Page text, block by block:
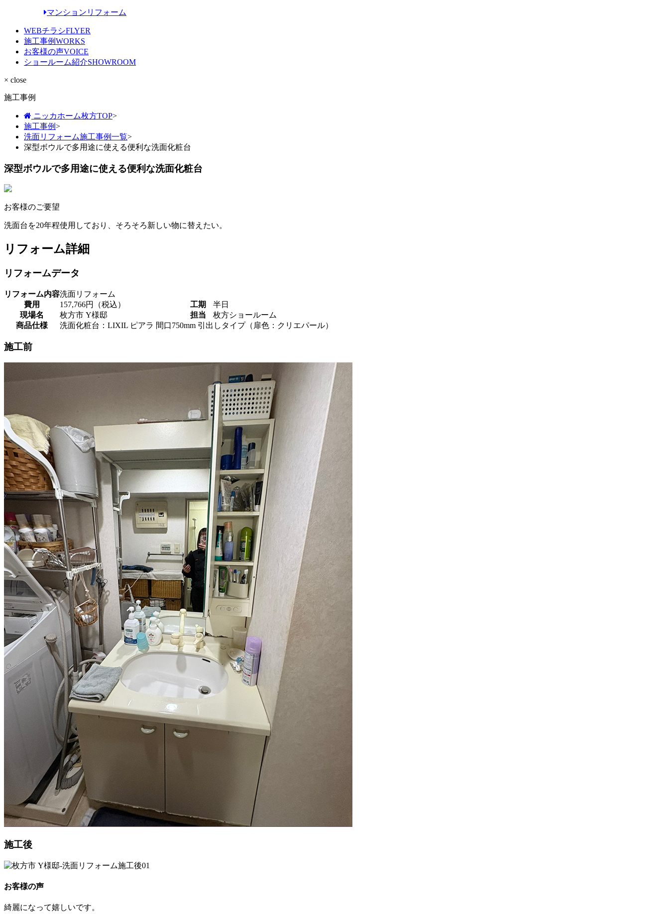
マンションリフォーム
WEBチラシFLYER
施工事例WORKS
お客様の声VOICE
ショールーム紹介SHOWROOM
× close
施工事例
ニッカホーム枚方TOP>
施工事例>
洗面リフォーム施工事例一覧>
深型ボウルで多用途に使える便利な洗面化粧台
深型ボウルで多用途に使える便利な洗面化粧台
お客様のご要望
洗面台を20年程使用しており、そろそろ新しい物に替えたい。
リフォーム詳細
リフォームデータ
リフォーム内容洗面リフォーム
費用
157,766円（税込） 工期
半日
現場名
枚方市 Y様邸 担当
枚方ショールーム
商品仕様
洗面化粧台：LIXIL ピアラ 間口750mm 引出しタイプ（扉色：クリエパール）
施工前
施工後
お客様の声
綺麗になって嬉しいです。